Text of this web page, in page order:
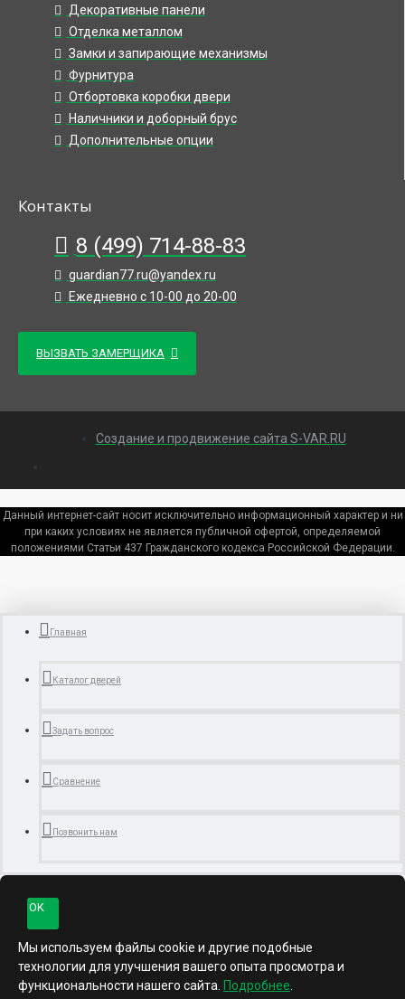
Декоративные панели
Отделка металлом
Замки и запирающие механизмы
Фурнитура
Отбортовка коробки двери
Наличники и доборный брус
Дополнительные опции
Контакты
8 (499) 714-88-83
guardian77.ru@yandex.ru
Ежедневно с 10-00 до 20-00
ВЫЗВАТЬ ЗАМЕРЩИКА
Создание и продвижение сайта S-VAR.RU
Данный интернет-сайт носит исключительно информационный характер и ни
при каких условиях не является публичной офертой, определяемой
положениями Статьи 437 Гражданского кодекса Российской Федерации.
Главная
Каталог дверей
Задать вопрос
Сравнение
Позвонить нам
OK
Мы используем файлы cookie и другие подобные
технологии для улучшения вашего опыта просмотра и
функциональности нашего сайта. Подробнее.